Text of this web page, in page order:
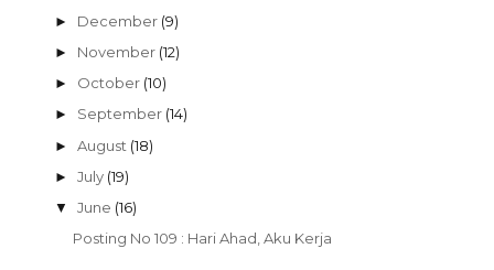
► December (9)
► November (12)
► October (10)
► September (14)
►August (18)
►July (19)
▼June (16)
Posting No 109 : Hari Ahad, Aku Kerja